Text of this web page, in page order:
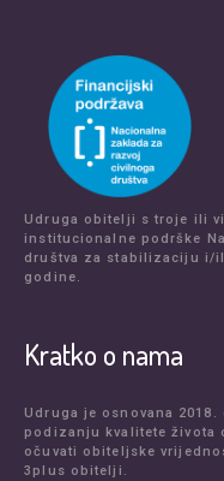
Udruga obitelji s troje ili
institucionalne podrške
društva za stabilizaciju i/
godine.
Kratko o nama
Udruga je osnovana
podizanju kvalitete života
očuvati obiteljske
3plus obitelji.